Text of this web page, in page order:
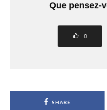
Que pensez-
0
SHARE